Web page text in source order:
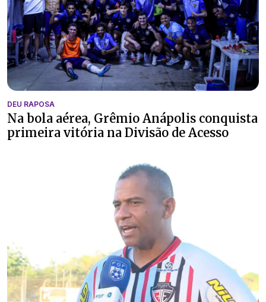
DEU RAPOSA
Na bola aérea, Grêmio Anápolis conquista
primeira vitória na Divisão de Acesso